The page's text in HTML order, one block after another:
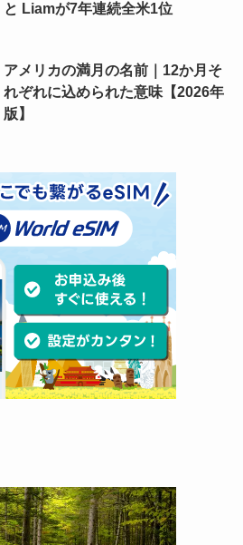
と Liamが7年連続全米1位
アメリカの満月の名前｜12か月そ
れぞれに込められた意味【2026年
版】